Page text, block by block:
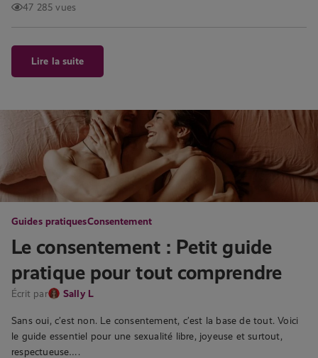
47 285 vues
Lire la suite
Guides pratiquesConsentement
Le consentement : Petit guide
pratique pour tout comprendre
Écrit par Sally L
Sans oui, c’est non. Le consentement, c’est la base de tout. Voici
le guide essentiel pour une sexualité libre, joyeuse et surtout,
respectueuse….